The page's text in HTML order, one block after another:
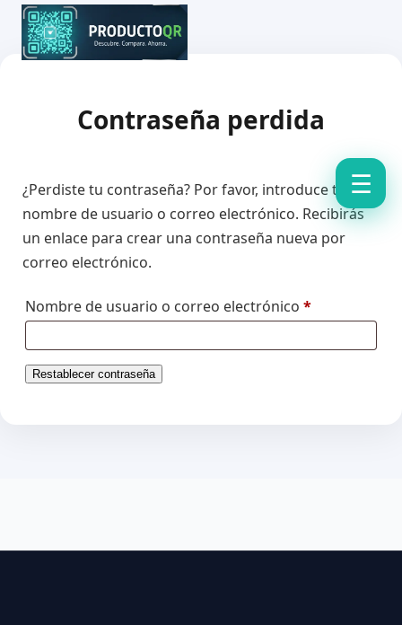
☰
Contraseña perdida
¿Perdiste tu contraseña? Por favor, introduce tu
nombre de usuario o correo electrónico. Recibirás
un enlace para crear una contraseña nueva por
correo electrónico.
Nombre de usuario o correo electrónico *Obligatorio
Restablecer contraseña